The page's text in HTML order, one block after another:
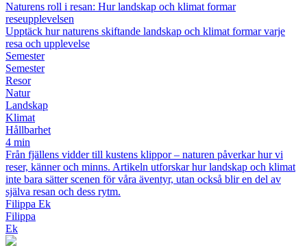
Naturens roll i resan: Hur landskap och klimat formar
reseupplevelsen
Upptäck hur naturens skiftande landskap och klimat formar varje
resa och upplevelse
Semester
Semester
Resor
Natur
Landskap
Klimat
Hållbarhet
4 min
Från fjällens vidder till kustens klippor – naturen påverkar hur vi
reser, känner och minns. Artikeln utforskar hur landskap och klimat
inte bara sätter scenen för våra äventyr, utan också blir en del av
själva resan och dess rytm.
Filippa Ek
Filippa
Ek